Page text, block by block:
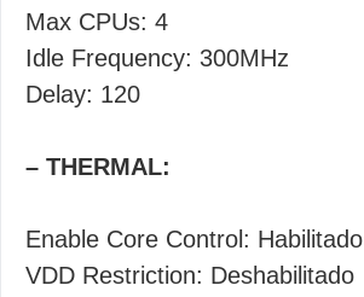
Max CPUs: 4
Idle Frequency: 300MHz
Delay: 120
– THERMAL:
Enable Core Control: Habilitado
VDD Restriction: Deshabilitado